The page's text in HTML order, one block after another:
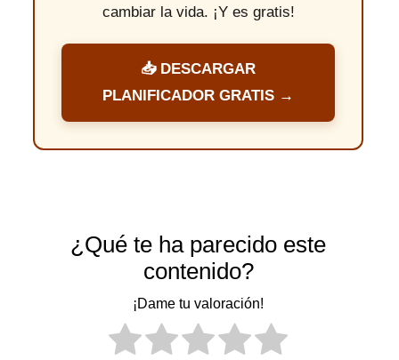
cambiar la vida. ¡Y es gratis!
📥 DESCARGAR
PLANIFICADOR GRATIS →
¿Qué te ha parecido este
contenido?
¡Dame tu valoración!